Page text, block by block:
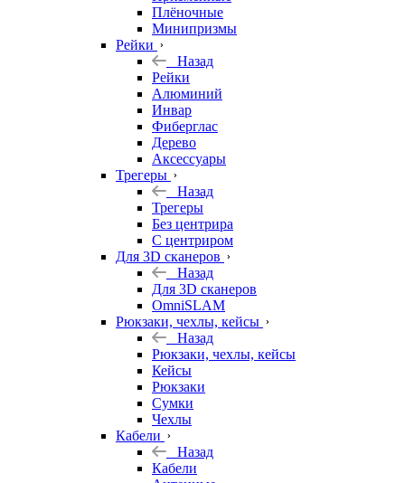
Плёночные
Минипризмы
Рейки
Назад
Рейки
Алюминий
Инвар
Фиберглас
Дерево
Аксессуары
Трегеры
Назад
Трегеры
Без центрира
С центриром
Для 3D сканеров
Назад
Для 3D сканеров
OmniSLAM
Рюкзаки, чехлы, кейсы
Назад
Рюкзаки, чехлы, кейсы
Кейсы
Рюкзаки
Сумки
Чехлы
Кабели
Назад
Кабели